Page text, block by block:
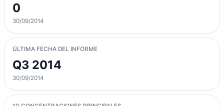
0
30/09/2014
ÚLTIMA FECHA DEL INFORME
Q3 2014
30/09/2014